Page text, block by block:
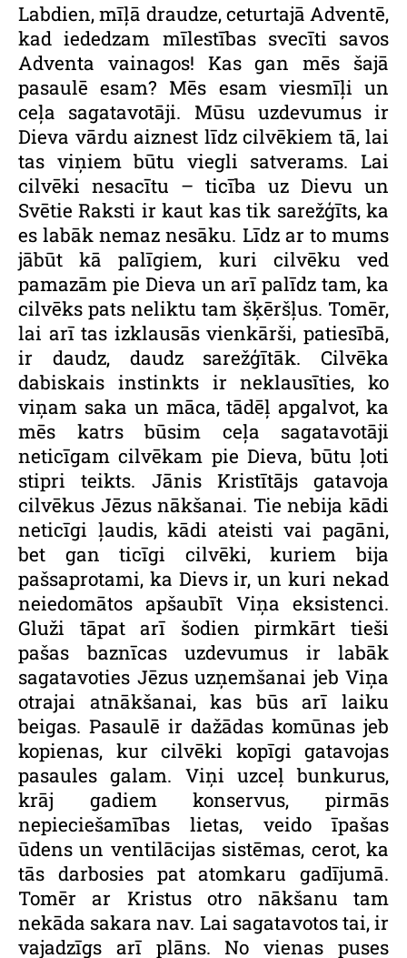
Labdien, mīļā draudze, ceturtajā Adventē,
kad iededzam mīlestības svecīti savos
Adventa vainagos! Kas gan mēs šajā
pasaulē esam? Mēs esam viesmīļi un
ceļa sagatavotāji. Mūsu uzdevumus ir
Dieva vārdu aiznest līdz cilvēkiem tā, lai
tas viņiem būtu viegli satverams. Lai
cilvēki nesacītu – ticība uz Dievu un
Svētie Raksti ir kaut kas tik sarežģīts, ka
es labāk nemaz nesāku. Līdz ar to mums
jābūt kā palīgiem, kuri cilvēku ved
pamazām pie Dieva un arī palīdz tam, ka
cilvēks pats neliktu tam šķēršļus. Tomēr,
lai arī tas izklausās vienkārši, patiesībā,
ir daudz, daudz sarežģītāk. Cilvēka
dabiskais instinkts ir neklausīties, ko
viņam saka un māca, tādēļ apgalvot, ka
mēs katrs būsim ceļa sagatavotāji
neticīgam cilvēkam pie Dieva, būtu ļoti
stipri teikts. Jānis Kristītājs gatavoja
cilvēkus Jēzus nākšanai. Tie nebija kādi
neticīgi ļaudis, kādi ateisti vai pagāni,
bet gan ticīgi cilvēki, kuriem bija
pašsaprotami, ka Dievs ir, un kuri nekad
neiedomātos apšaubīt Viņa eksistenci.
Gluži tāpat arī šodien pirmkārt tieši
pašas baznīcas uzdevumus ir labāk
sagatavoties Jēzus uzņemšanai jeb Viņa
otrajai atnākšanai, kas būs arī laiku
beigas. Pasaulē ir dažādas komūnas jeb
kopienas, kur cilvēki kopīgi gatavojas
pasaules galam. Viņi uzceļ bunkurus,
krāj gadiem konservus, pirmās
nepieciešamības lietas, veido īpašas
ūdens un ventilācijas sistēmas, cerot, ka
tās darbosies pat atomkaru gadījumā.
Tomēr ar Kristus otro nākšanu tam
nekāda sakara nav. Lai sagatavotos tai, ir
vajadzīgs arī plāns. No vienas puses